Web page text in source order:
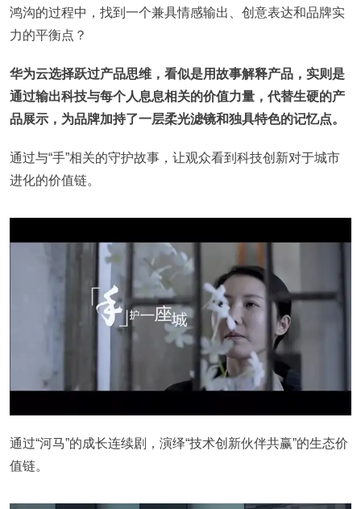
鸿沟的过程中，找到一个兼具情感输出、创意表达和品牌实
力的平衡点？
华为云选择跃过产品思维，看似是用故事解释产品，实则是
通过输出科技与每个人息息相关的价值力量，代替生硬的产
品展示，为品牌加持了一层柔光滤镜和独具特色的记忆点。
通过与“手”相关的守护故事，让观众看到科技创新对于城市
进化的价值链。
通过“河马”的成长连续剧，演绎“技术创新伙伴共赢”的生态价
值链。